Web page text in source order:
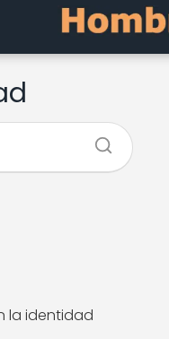
la identidad